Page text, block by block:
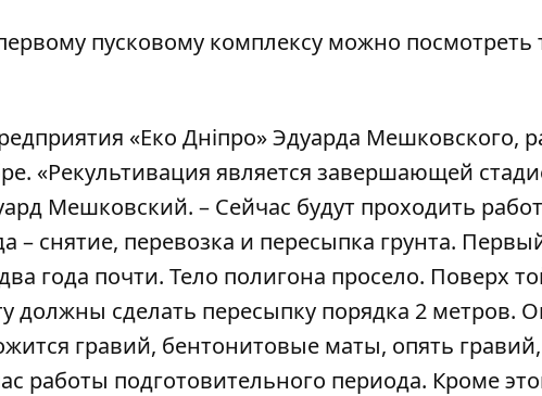
пусковому комплексу можно посмотреть
«Еко Дніпро» Эдуарда Мешковского,
«Рекультивация является завершающей
Мешковский. – Сейчас будут проходить
– снятие, перевозка и пересыпка грунта.
года почти. Тело полигона просело. Поверх
должны сделать пересыпку порядка 2 метров.
гравий, бентонитовые маты, опять
работы подготовительного периода. Кроме